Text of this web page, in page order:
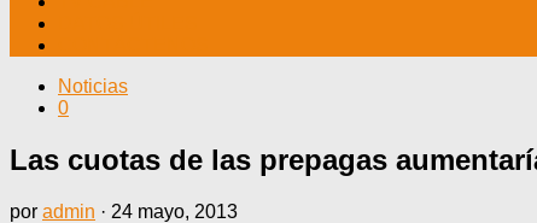
Noticias
0
Las cuotas de las prepagas
por admin · 24 mayo, 2013